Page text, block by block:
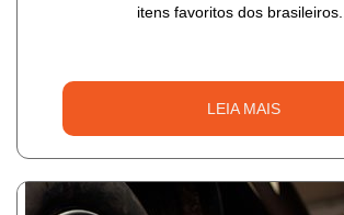
itens favoritos dos brasileiros...
LEIA MAIS